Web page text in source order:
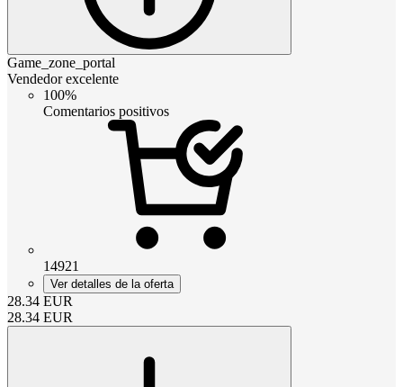
Game_zone_portal
Vendedor excelente
100%
Comentarios positivos
14921
Ver detalles de la oferta
28.34 EUR
28.34 EUR